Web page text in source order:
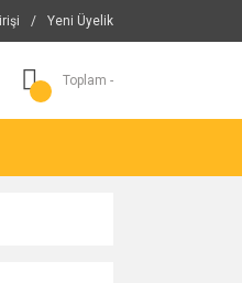
/ Yeni Üyelik
Toplam -